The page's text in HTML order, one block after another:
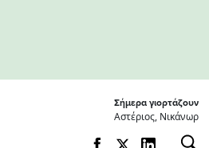
Σήμερα γιορτάζουν
Αστέριος, Νικάνωρ